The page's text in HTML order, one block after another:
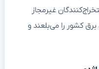
غیرمجاز
برق کشور را می‌بلعند و